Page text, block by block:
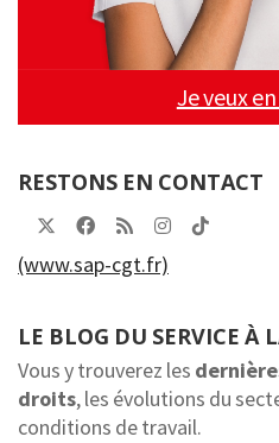
Je veux
RESTONS EN CONTACT
(www.sap-cgt.fr)
LE BLOG DU SERVICE À
Vous y trouverez les
droits, les évolutions du
conditions de travail.